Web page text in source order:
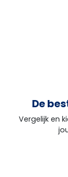
De
Vergelijk en